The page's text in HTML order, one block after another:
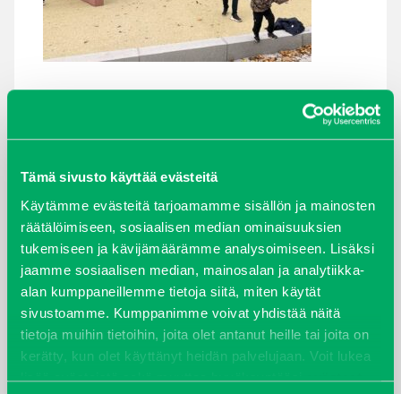
Tämä sivusto käyttää evästeitä
Käytämme evästeitä tarjoamamme sisällön ja mainosten
räätälöimiseen, sosiaalisen median ominaisuuksien
tukemiseen ja kävijämäärämme analysoimiseen. Lisäksi
jaamme sosiaalisen median, mainosalan ja analytiikka-
alan kumppaneillemme tietoja siitä, miten käytät
sivustoamme. Kumppanimme voivat yhdistää näitä
tietoja muihin tietoihin, joita olet antanut heille tai joita on
kerätty, kun olet käyttänyt heidän palvelujaan. Voit lukea
lisää evästeistä sekä muuttaa hyväksyntääsievästeet
elokuu 2024
syyskuu 2023
joulukuu 2022
huhtikuu 2022
helmikuu 2022